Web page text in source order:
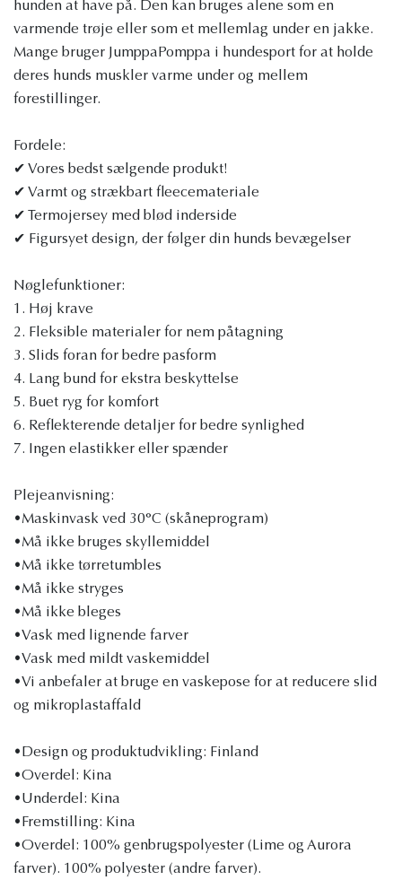
hunden at have på. Den kan bruges alene som en
varmende trøje eller som et mellemlag under en jakke.
Mange bruger JumppaPomppa i hundesport for at holde
deres hunds muskler varme under og mellem
forestillinger.
Fordele:
✔ Vores bedst sælgende produkt!
✔ Varmt og strækbart fleecemateriale
✔ Termojersey med blød inderside
✔ Figursyet design, der følger din hunds bevægelser
Nøglefunktioner:
1. Høj krave
2. Fleksible materialer for nem påtagning
3. Slids foran for bedre pasform
4. Lang bund for ekstra beskyttelse
5. Buet ryg for komfort
6. Reflekterende detaljer for bedre synlighed
7. Ingen elastikker eller spænder
Plejeanvisning:
•Maskinvask ved 30°C (skåneprogram)
•Må ikke bruges skyllemiddel
•Må ikke tørretumbles
•Må ikke stryges
•Må ikke bleges
•Vask med lignende farver
•Vask med mildt vaskemiddel
•Vi anbefaler at bruge en vaskepose for at reducere slid
og mikroplastaffald
•Design og produktudvikling: Finland
•Overdel: Kina
•Underdel: Kina
•Fremstilling: Kina
•Overdel: 100% genbrugspolyester (Lime og Aurora
farver). 100% polyester (andre farver).